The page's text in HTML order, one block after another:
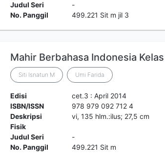
Judul Seri
-
No. Panggil
499.221 Sit m jil 3
Mahir Berbahasa Indonesia Kelas
Siti Isnatun M Umi Farida
Edisi
cet.3 : April 2014
ISBN/ISSN
978 979 092 712 4
Deskripsi
Fisik
vi, 135 hlm.:ilus; 27,5 cm
Judul Seri
-
No. Panggil
499.221 Sit m